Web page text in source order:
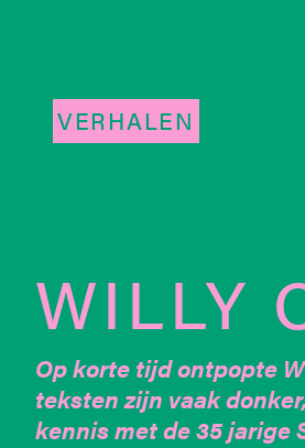
VERHALEN
WILLY
Op korte tijd ontpopte
teksten zijn vaak
kennis met de 35 jarige